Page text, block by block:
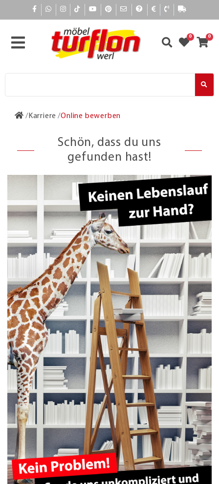
0 0
Karriere Online bewerben
Schön, dass du uns
gefunden hast!